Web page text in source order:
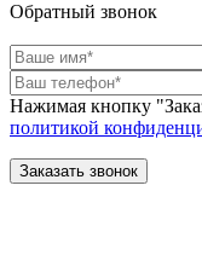
Обратный звонок
Нажимая кнопку
политикой